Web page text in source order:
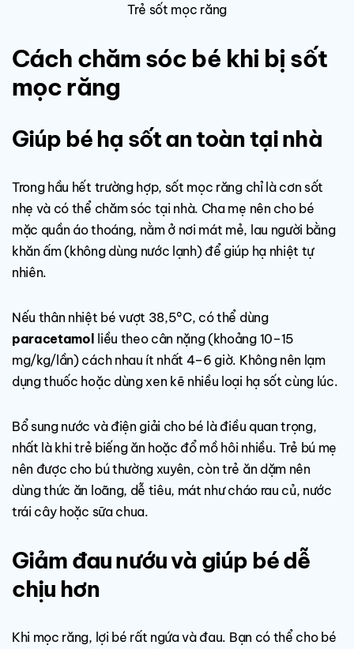
Trẻ sốt mọc răng
Cách chăm sóc bé khi bị sốt
mọc răng
Giúp bé hạ sốt an toàn tại nhà
Trong hầu hết trường hợp, sốt mọc răng chỉ là cơn sốt
nhẹ và có thể chăm sóc tại nhà. Cha mẹ nên cho bé
mặc quần áo thoáng, nằm ở nơi mát mẻ, lau người bằng
khăn ấm (không dùng nước lạnh) để giúp hạ nhiệt tự
nhiên.
Nếu thân nhiệt bé vượt 38,5°C, có thể dùng
paracetamol liều theo cân nặng (khoảng 10–15
mg/kg/lần) cách nhau ít nhất 4–6 giờ. Không nên lạm
dụng thuốc hoặc dùng xen kẽ nhiều loại hạ sốt cùng lúc.
Bổ sung nước và điện giải cho bé là điều quan trọng,
nhất là khi trẻ biếng ăn hoặc đổ mồ hôi nhiều. Trẻ bú mẹ
nên được cho bú thường xuyên, còn trẻ ăn dặm nên
dùng thức ăn loãng, dễ tiêu, mát như cháo rau củ, nước
trái cây hoặc sữa chua.
Giảm đau nướu và giúp bé dễ
chịu hơn
Khi mọc răng, lợi bé rất ngứa và đau. Bạn có thể cho bé